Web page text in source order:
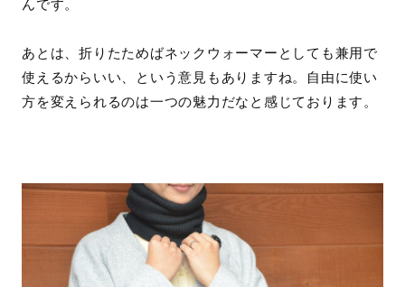
んです。
あとは、折りたためばネックウォーマーとしても兼用で
使えるからいい、という意見もありますね。自由に使い
方を変えられるのは一つの魅力だなと感じております。